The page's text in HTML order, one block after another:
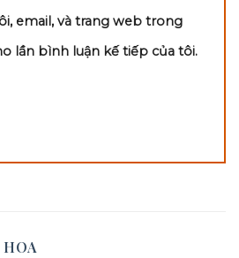
email, và trang web trong
lần bình luận kế tiếp của tôi.